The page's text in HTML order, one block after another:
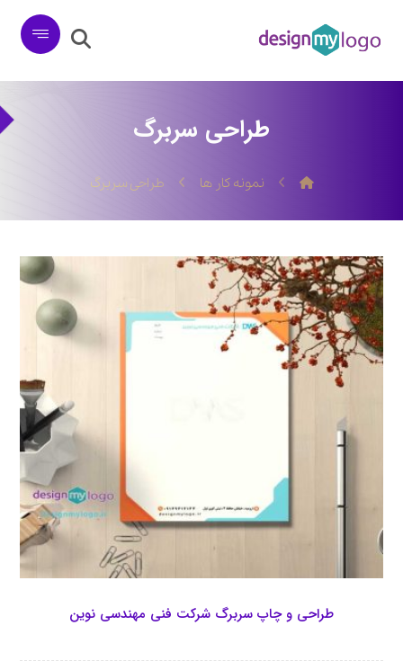
طراحی سربرگ
نمونه کار ها طراحی سربرگ
طراحی و چاپ سربرگ شرکت فنی مهندسی نوین